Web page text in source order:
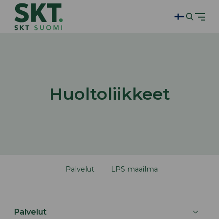
Huoltoliikkeet
Palvelut LPS maailma
Palvelut